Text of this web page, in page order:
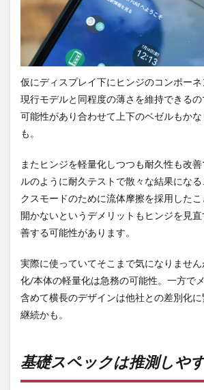
仮にディスプレイ下にヒンジのコンポー
現行モデルと同程度の薄さを維持できる
可能性があり合わせて上下のベゼルもか
も。
またヒンジを軽量化しつつも耐久性も改
ルのように耐久テストで散々な結果にな
クスモードのために流体摩擦を採用した
開かないというデメリットもヒンジを見
善する可能性があります。
実際に使っていてそこまで気になりませ
化/本体の軽量化は急務の可能性。一方で
含めて横長のデザインは他社との差別化
継続かも。
基礎スペックは推測しやす